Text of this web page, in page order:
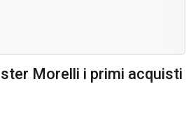
Morelli i primi acquisti